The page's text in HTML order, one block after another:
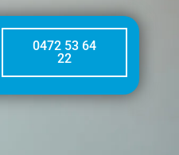
0472 53 64
22